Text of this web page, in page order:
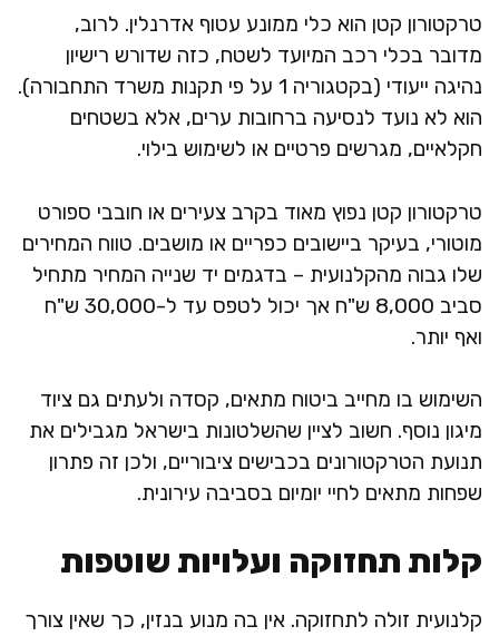
טרקטורון קטן הוא כלי ממונע עטוף אדרנלין. לרוב,
מדובר בכלי רכב המיועד לשטח, כזה שדורש רישיון
נהיגה ייעודי (בקטגוריה 1 על פי תקנות משרד התחבורה).
הוא לא נועד לנסיעה ברחובות ערים, אלא בשטחים
חקלאיים, מגרשים פרטיים או לשימוש בילוי.
טרקטורון קטן נפוץ מאוד בקרב צעירים או חובבי ספורט
מוטורי, בעיקר ביישובים כפריים או מושבים. טווח המחירים
שלו גבוה מהקלנועית – בדגמים יד שנייה המחיר מתחיל
סביב 8,000 ש"ח אך יכול לטפס עד ל-30,000 ש"ח
ואף יותר.
השימוש בו מחייב ביטוח מתאים, קסדה ולעתים גם ציוד
מיגון נוסף. חשוב לציין שהשלטונות בישראל מגבילים את
תנועת הטרקטורונים בכבישים ציבוריים, ולכן זה פתרון
שפחות מתאים לחיי יומיום בסביבה עירונית.
קלות תחזוקה ועלויות שוטפות
קלנועית זולה לתחזוקה. אין בה מנוע בנזין, כך שאין צורך